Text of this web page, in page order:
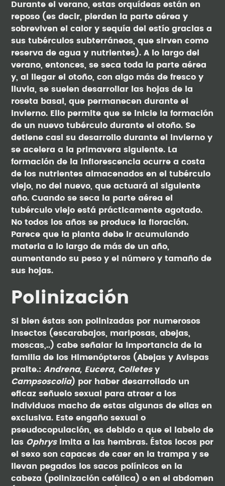
Durante el verano, estas orquídeas están en
reposo (es decir, pierden la parte aérea y
sobreviven el calor y sequía del estío gracias a
sus tubérculos subterráneos, que sirven como
reserva de agua y nutrientes). A lo largo del
verano, entonces, se seca toda la parte aérea
y, al llegar el otoño, con algo más de fresco y
lluvia, se suelen desarrollar las hojas de la
roseta basal, que permanecen durante el
invierno. Ello permite que se inicie la formación
de un nuevo tubérculo durante el otoño. Se
detiene casi su desarrollo durante el invierno y
se acelera a la primavera siguiente. La
formación de la inflorescencia ocurre a costa
de los nutrientes almacenados en el tubérculo
viejo, no del nuevo, que actuará al siguiente
año. Cuando se seca la parte aérea el
tubérculo viejo está prácticamente agotado.
No todos los años se produce la floración.
Parece que la planta debe ir acumulando
materia a lo largo de más de un año,
aumentando su peso y el número y tamaño de
sus hojas.
Polinización
Si bien éstas son polinizadas por numerosos
insectos (escarabajos, mariposas, abejas,
moscas,..) cabe señalar la importancia de la
familia de los Himenópteros (Abejas y Avispas
pralte.: Andrena, Eucera, Colletesy
Campsoscolia) por haber desarrollado un
eficaz señuelo sexual para atraer a los
individuos macho de estas algunas de ellas en
exclusiva. Este engaño sexual o
pseudocopulación, es debido a que el labelo de
las Ophrysimita a las hembras. Éstos locos por
el sexo son capaces de caer en la trampa y se
llevan pegados los sacos polínicos en la
cabeza (polinización cefálica) o en el abdomen